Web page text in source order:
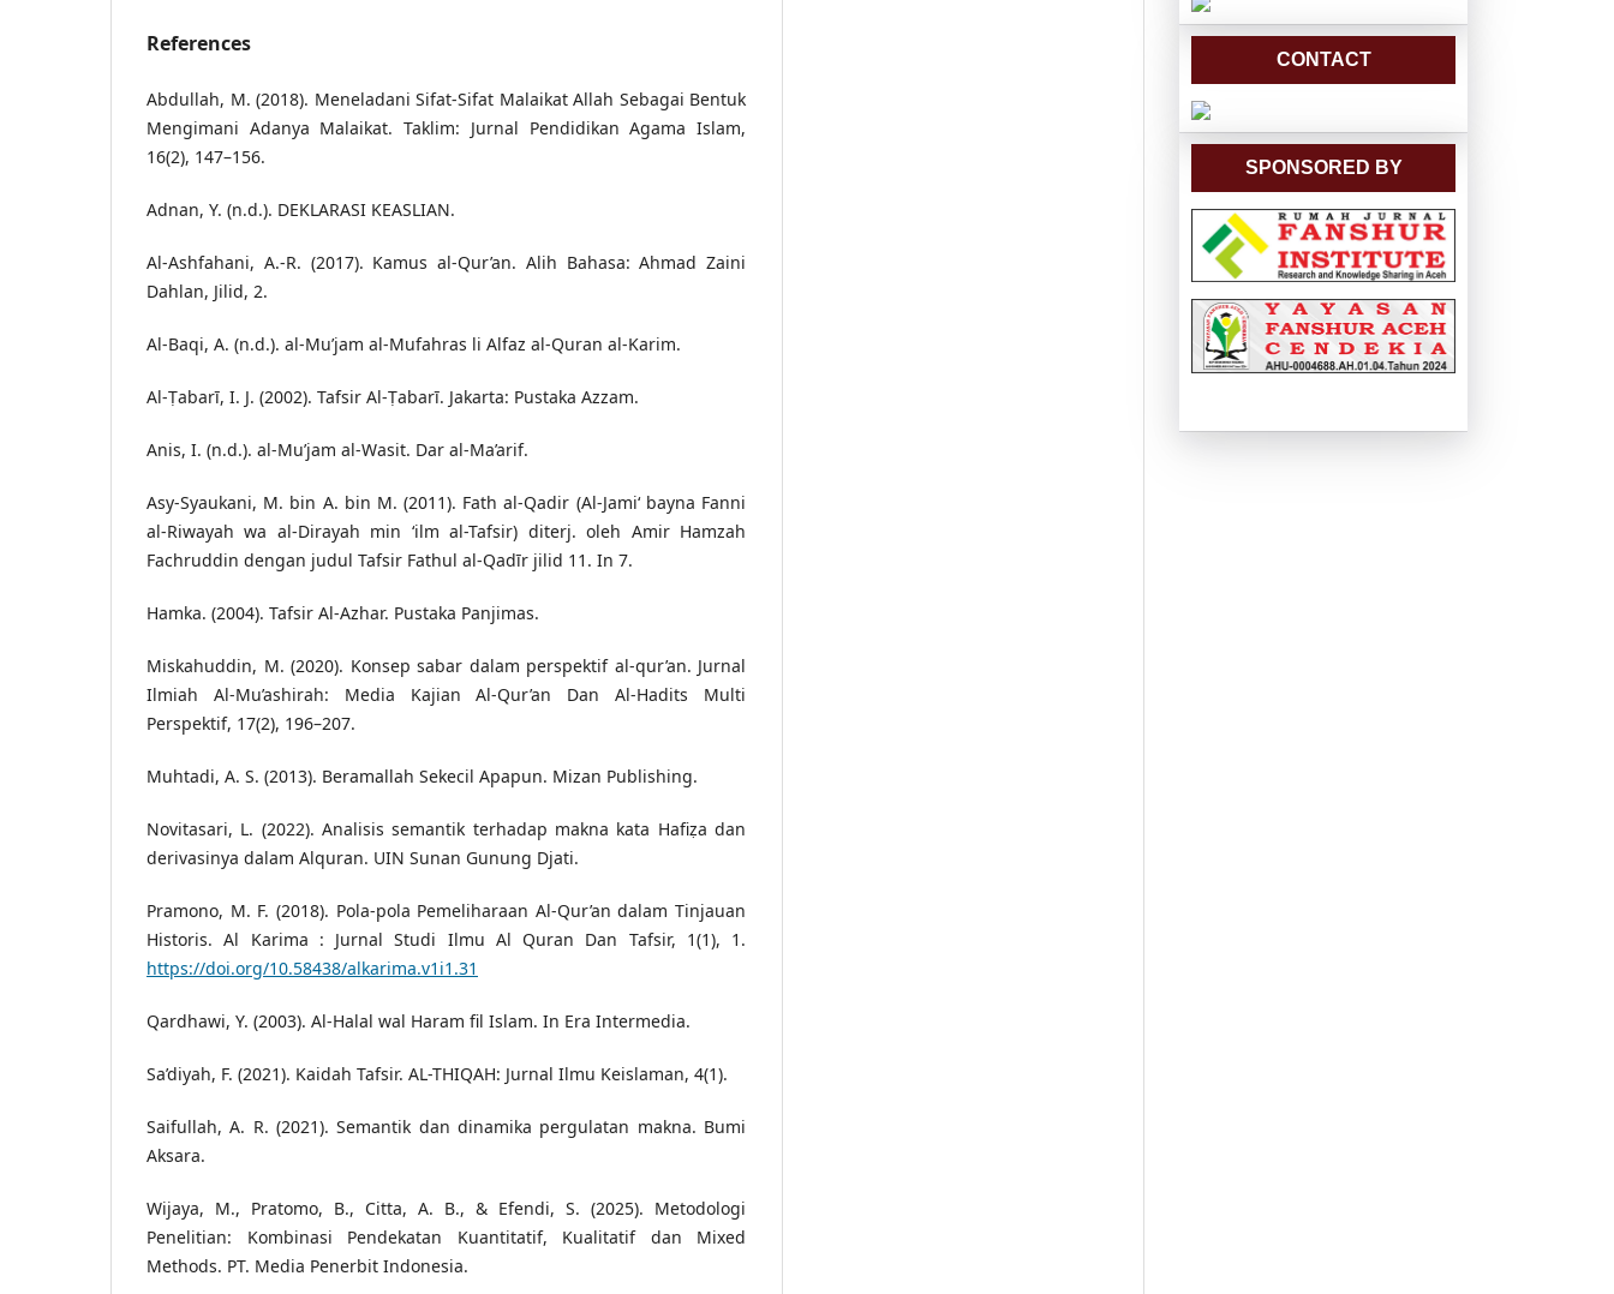
References
Abdullah, M. (2018). Meneladani Sifat-Sifat Malaikat Allah Sebagai Bentuk
Mengimani Adanya Malaikat. Taklim: Jurnal Pendidikan Agama Islam,
16(2), 147–156.
Adnan, Y. (n.d.). DEKLARASI KEASLIAN.
Al-Ashfahani, A.-R. (2017). Kamus al-Qur’an. Alih Bahasa: Ahmad Zaini
Dahlan, Jilid, 2.
Al-Baqi, A. (n.d.). al-Mu’jam al-Mufahras li Alfaz al-Quran al-Karim.
Al-Ṭabarī, I. J. (2002). Tafsir Al-Ṭabarī. Jakarta: Pustaka Azzam.
Anis, I. (n.d.). al-Mu’jam al-Wasit. Dar al-Ma’arif.
Asy-Syaukani, M. bin A. bin M. (2011). Fath al-Qadir (Al-Jami‘ bayna Fanni
al-Riwayah wa al-Dirayah min ‘ilm al-Tafsir) diterj. oleh Amir Hamzah
Fachruddin dengan judul Tafsir Fathul al-Qadīr jilid 11. In 7.
Hamka. (2004). Tafsir Al-Azhar. Pustaka Panjimas.
Miskahuddin, M. (2020). Konsep sabar dalam perspektif al-qur’an. Jurnal
Ilmiah Al-Mu’ashirah: Media Kajian Al-Qur’an Dan Al-Hadits Multi
Perspektif, 17(2), 196–207.
Muhtadi, A. S. (2013). Beramallah Sekecil Apapun. Mizan Publishing.
Novitasari, L. (2022). Analisis semantik terhadap makna kata Hafiẓa dan
derivasinya dalam Alquran. UIN Sunan Gunung Djati.
Pramono, M. F. (2018). Pola-pola Pemeliharaan Al-Qur’an dalam Tinjauan
Historis. Al Karima : Jurnal Studi Ilmu Al Quran Dan Tafsir, 1(1), 1.
https://doi.org/10.58438/alkarima.v1i1.31
Qardhawi, Y. (2003). Al-Halal wal Haram fil Islam. In Era Intermedia.
Sa’diyah, F. (2021). Kaidah Tafsir. AL-THIQAH: Jurnal Ilmu Keislaman, 4(1).
Saifullah, A. R. (2021). Semantik dan dinamika pergulatan makna. Bumi
Aksara.
Wijaya, M., Pratomo, B., Citta, A. B., & Efendi, S. (2025). Metodologi
Penelitian: Kombinasi Pendekatan Kuantitatif, Kualitatif dan Mixed
Methods. PT. Media Penerbit Indonesia.
CONTACT
SPONSORED BY